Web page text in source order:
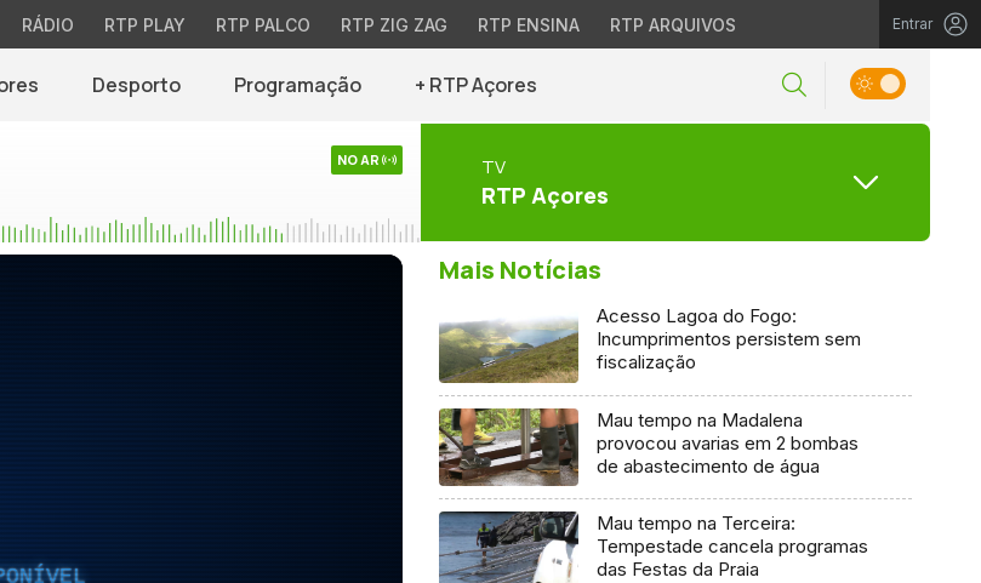
RÁDIO RTP PLAY RTP PALCO RTP ZIG ZAG RTP ENSINA RTP ARQUIVOS Entrar
Desporto Programação + RTP Açores
NO AR TV
RTP Açores
Mais Notícias
Acesso Lagoa do Fogo:
Incumprimentos persistem sem
fiscalização
Mau tempo na Madalena
provocou avarias em 2 bombas
de abastecimento de água
Mau tempo na Terceira:
Tempestade cancela programas
das Festas da Praia